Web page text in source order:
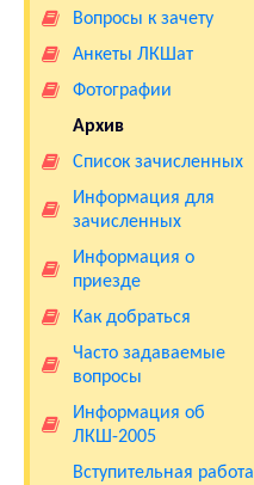
Вопросы к зачету
Анкеты ЛКШат
Фотографии
Архив
Список зачисленных
Информация для
зачисленных
Информация о
приезде
Как добраться
Часто задаваемые
вопросы
Информация об
ЛКШ-2005
Вступительная работа